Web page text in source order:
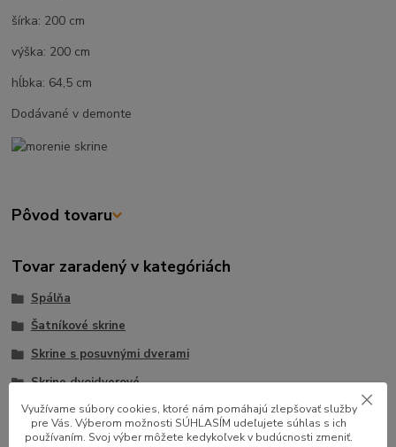
šírka: 200 cm
výška: 200 cm
hĺbka: 64,5 cm
Dodávané v demonte
Pôvod tovaru
Tovar zaradený v kategóriách
Spálňa
Šatníkové skrine
Skrine s posuvnými dverami
Skrine dvojdverové
Využívame súbory cookies, ktoré nám pomáhajú zlepšovať služby
pre Vás. Výberom možnosti SÚHLASÍM udeľujete súhlas s ich
používaním. Svoj výber môžete kedykoľvek v budúcnosti zmeniť.